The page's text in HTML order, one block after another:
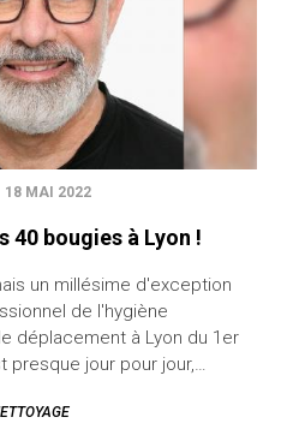
18 MAI 2022
40 bougies à Lyon !
un millésime d'exception
de l'hygiène
déplacement à Lyon du 1er
presque jour pour jour,…